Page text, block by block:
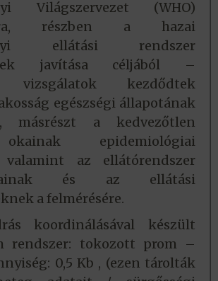
Világszervezet (WHO)
részben a hazai
ellátási rendszer
javítása céljából –
vizsgálatok kezdődtek
egészségi állapotának
másrészt a kedvezőtlen
epidemiológiai
valamint az ellátórendszer
és az ellátási
a felmérésére.
koordinálásával készült
rendszer: tokozott prom –
0,5 Kb , (ezen tárolták